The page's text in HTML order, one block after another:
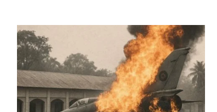
at
s
A
p
p
c
b
o
o
k
itt
r
k
n
ai ar
e